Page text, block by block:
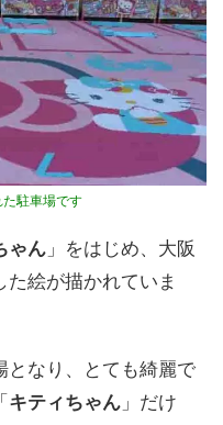
駐車場です
ゃん 」をはじめ、大阪
絵が描かれていま
となり、とても綺麗で
キティちゃん 」だけ